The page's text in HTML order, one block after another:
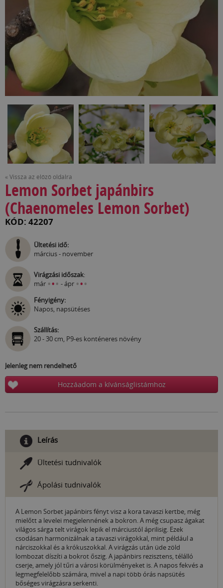
« Vissza az előző oldalra
Lemon Sorbet japánbirs
(Chaenomeles Lemon Sorbet)
KÓD: 42207
Ültetési idő:
március - november
Virágzási időszak:
már ••• - ápr •••
Fényigény:
Napos, napsütéses
Szállítás:
20 - 30 cm, P9-es konténeres növény
Jelenleg nem rendelhető
Hozzáadom a kívánságlistámhoz
Leírás
Ültetési tudnivalók
Ápolási tudnivalók
A Lemon Sorbet japánbirs fényt visz a kora tavaszi kertbe, még
mielőtt a levelei megjelennének a bokron. A még csupasz ágakat
világos sárga telt virágok lepik el márciustól áprilisig. Ezek
csodásan harmonizálnak a tavaszi virágokkal, mint például a
nárciszokkal és a krókuszokkal. A virágzás után üde zöld
lombozat díszíti a bokrot őszig. A japánbirs rezisztens, télálló
cserje, amely jól tűri a városi körülményeket is. A napos fekvés a
legmegfelelőbb számára, mivel a napi több órás napsütés
bőséges virágzásra serkenti.